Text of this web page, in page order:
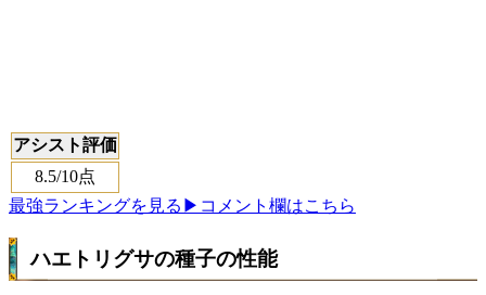
アシスト評価
8.5/10点
最強ランキングを見る ▶コメント欄はこちら
ハエトリグサの種子の性能